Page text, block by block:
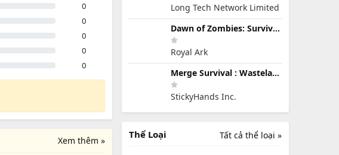
0
0
0
0
0
Xem thêm »
Long Tech Network Limited
Dawn of Zombies: Survival Game
Royal Ark
Merge Survival : Wasteland
StickyHands Inc.
Tất cả thể loại »
Thể Loại